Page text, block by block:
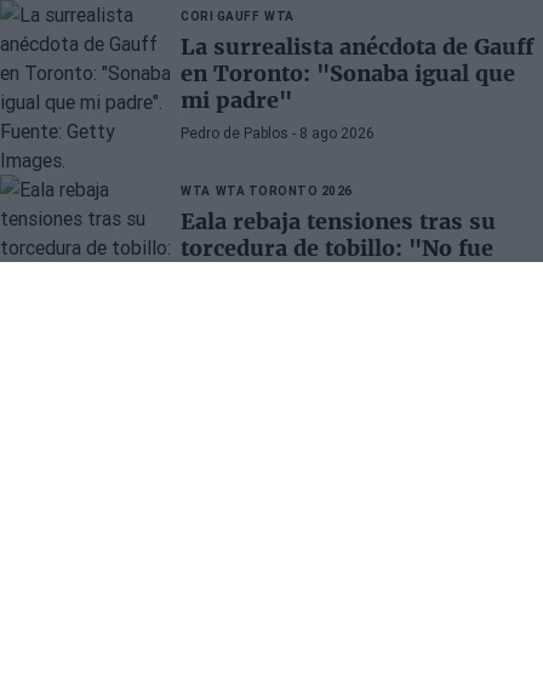
último Grand Slam del año.
CORI GAUFF WTA
La surrealista anécdota de Gauff
en Toronto: "Sonaba igual que
mi padre"
Pedro de Pablos - 8 ago 2026
WTA WTA TORONTO 2026
Eala rebaja tensiones tras su
torcedura de tobillo: "No fue